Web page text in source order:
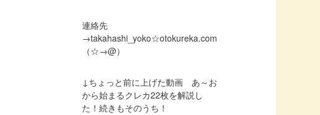
連絡先
→takahashi_yoko☆otokureka.com
（☆→@）
↓ちょっと前に上げた動画 あ～お
から始まるクレカ22枚を解説し
た！続きもそのうち！